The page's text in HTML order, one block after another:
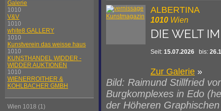
Galerie
1010
V&V
1010
white8 GALLERY
1010
Kunstverein das weisse haus
1010
KUNSTHANDEL WIDDER -
WIDDER AUKTIONEN
1010
WIENERROITHER &
KOHLBACHER GMBH
Wien 1018 (1)
ALBERTINA
1010 Wien
DIE WELT
Seit: 15.07.2026 bis:
Zur Galerie »
Bild: Raimund Stillfried
Burgkomplexes in Edo
der Höheren